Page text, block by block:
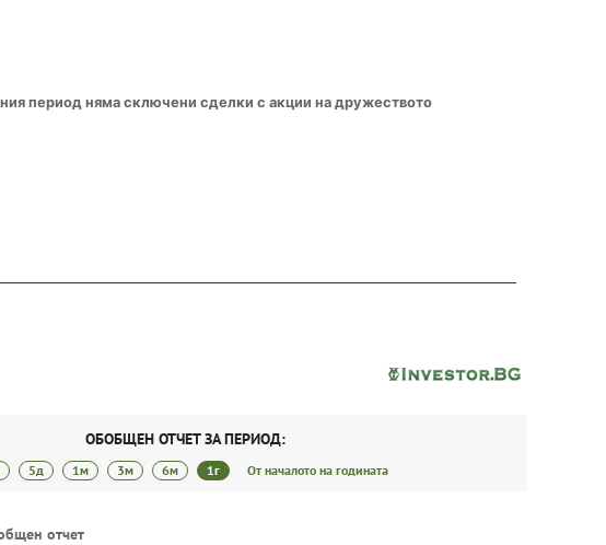
период няма сключени сделки с акции на дружеството
ОБОБЩЕН ОТЧЕТ ЗА ПЕРИОД:
5д 1м 3м 6м 1г От началото на годината
отчет